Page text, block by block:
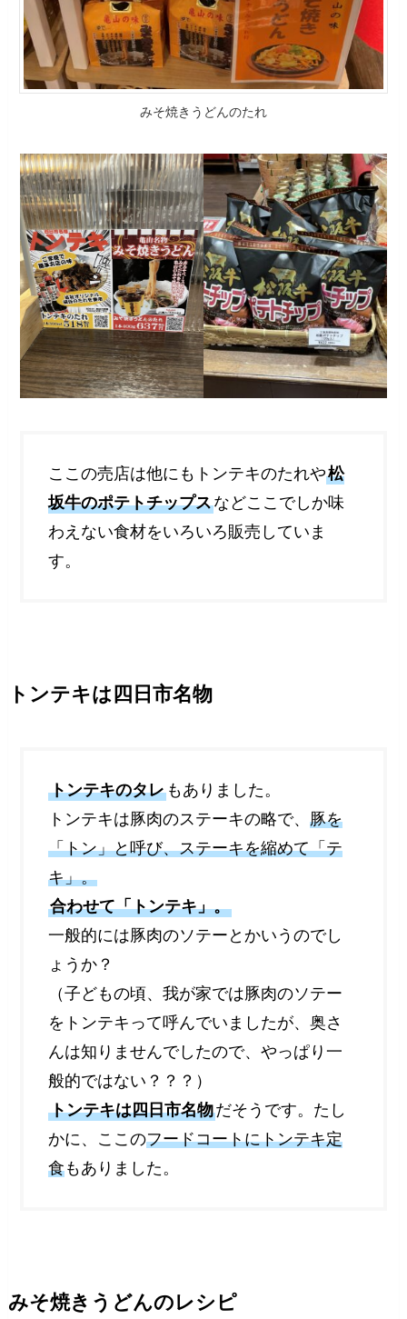
みそ焼きうどんのたれ
ここの売店は他にもトンテキのたれや松
坂牛のポテトチップスなどここでしか味
わえない食材をいろいろ販売していま
す。
トンテキは四日市名物
トンテキのタレ もありました。
トンテキは豚肉のステーキの略で、豚を
「トン」と呼び、ステーキを縮めて「テ
キ」。
合わせて「トンテキ」。
一般的には豚肉のソテーとかいうのでし
ょうか？
（子どもの頃、我が家では豚肉のソテー
をトンテキって呼んでいましたが、奥さ
んは知りませんでしたので、やっぱり一
般的ではない？？？）
トンテキは四日市名物だそうです。たし
かに、ここのフードコートにトンテキ定
食もありました。
みそ焼きうどんのレシピ